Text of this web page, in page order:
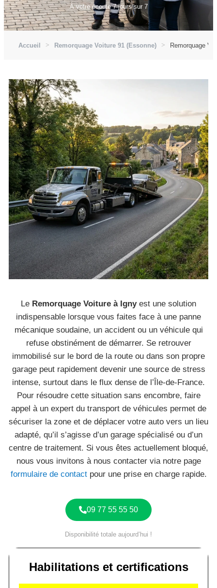
À votre écoute 7 jours sur 7
Accueil Remorquage Voiture 91 (Essonne) Remorquage
Le Remorquage Voiture à Ignyest une solution
indispensable lorsque vous faites face à une panne
mécanique soudaine, un accident ou un véhicule qui
refuse obstinément de démarrer. Se retrouver
immobilisé sur le bord de la route ou dans son propre
garage peut rapidement devenir une source de stress
intense, surtout dans le flux dense de l’Île-de-France.
Pour résoudre cette situation sans encombre, faire
appel à un expert du transport de véhicules permet de
sécuriser la zone et de déplacer votre auto vers un lieu
adapté, qu’il s’agisse d’un garage spécialisé ou d’un
centre de traitement. Si vous êtes actuellement bloqué,
nous vous invitons à nous contacter via notre page
formulaire de contactpour une prise en charge rapide.
09 77 55 55 50
Disponibilité totale aujourd’hui !
Habilitations et certifications